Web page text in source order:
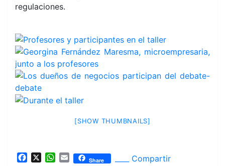
regulaciones.
[SHOW THUMBNAILS]
W
E
Share ____ Compartir